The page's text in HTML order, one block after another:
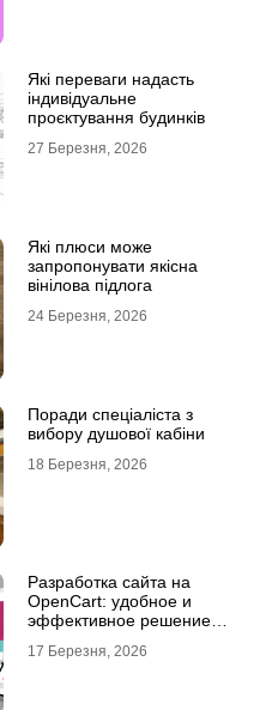
Які переваги надасть
індивідуальне
проєктування будинків
27 Березня, 2026
Які плюси може
запропонувати якісна
вінілова підлога
24 Березня, 2026
Поради спеціаліста з
вибору душової кабіни
18 Березня, 2026
Разработка сайта на
OpenCart: удобное и
эффективное решение
17 Березня, 2026